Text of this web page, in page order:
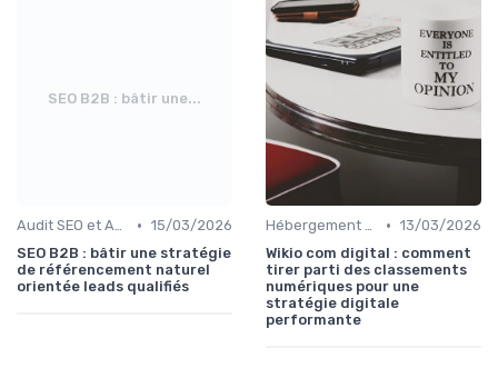
SEO B2B : bâtir une...
Audit SEO et Analyse Concurrentielle • 15/03/2026
SEO B2B : bâtir une stratégie
de référencement naturel
orientée leads qualifiés
Hébergement et Maintenance Web • 13/03/2026
Wikio com digital : comment
tirer parti des classements
numériques pour une
stratégie digitale
performante